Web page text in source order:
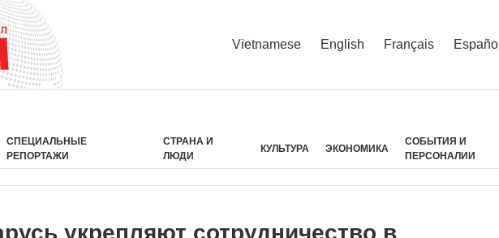
Vietnamese English Français Español
СПЕЦИАЛЬНЫЕ
РЕПОРТАЖИ
СТРАНА И
ЛЮДИ
КУЛЬТУРА ЭКОНОМИКА
СОБЫТИЯ И
ПЕРСОНАЛИИ
укрепляют сотрудничество в